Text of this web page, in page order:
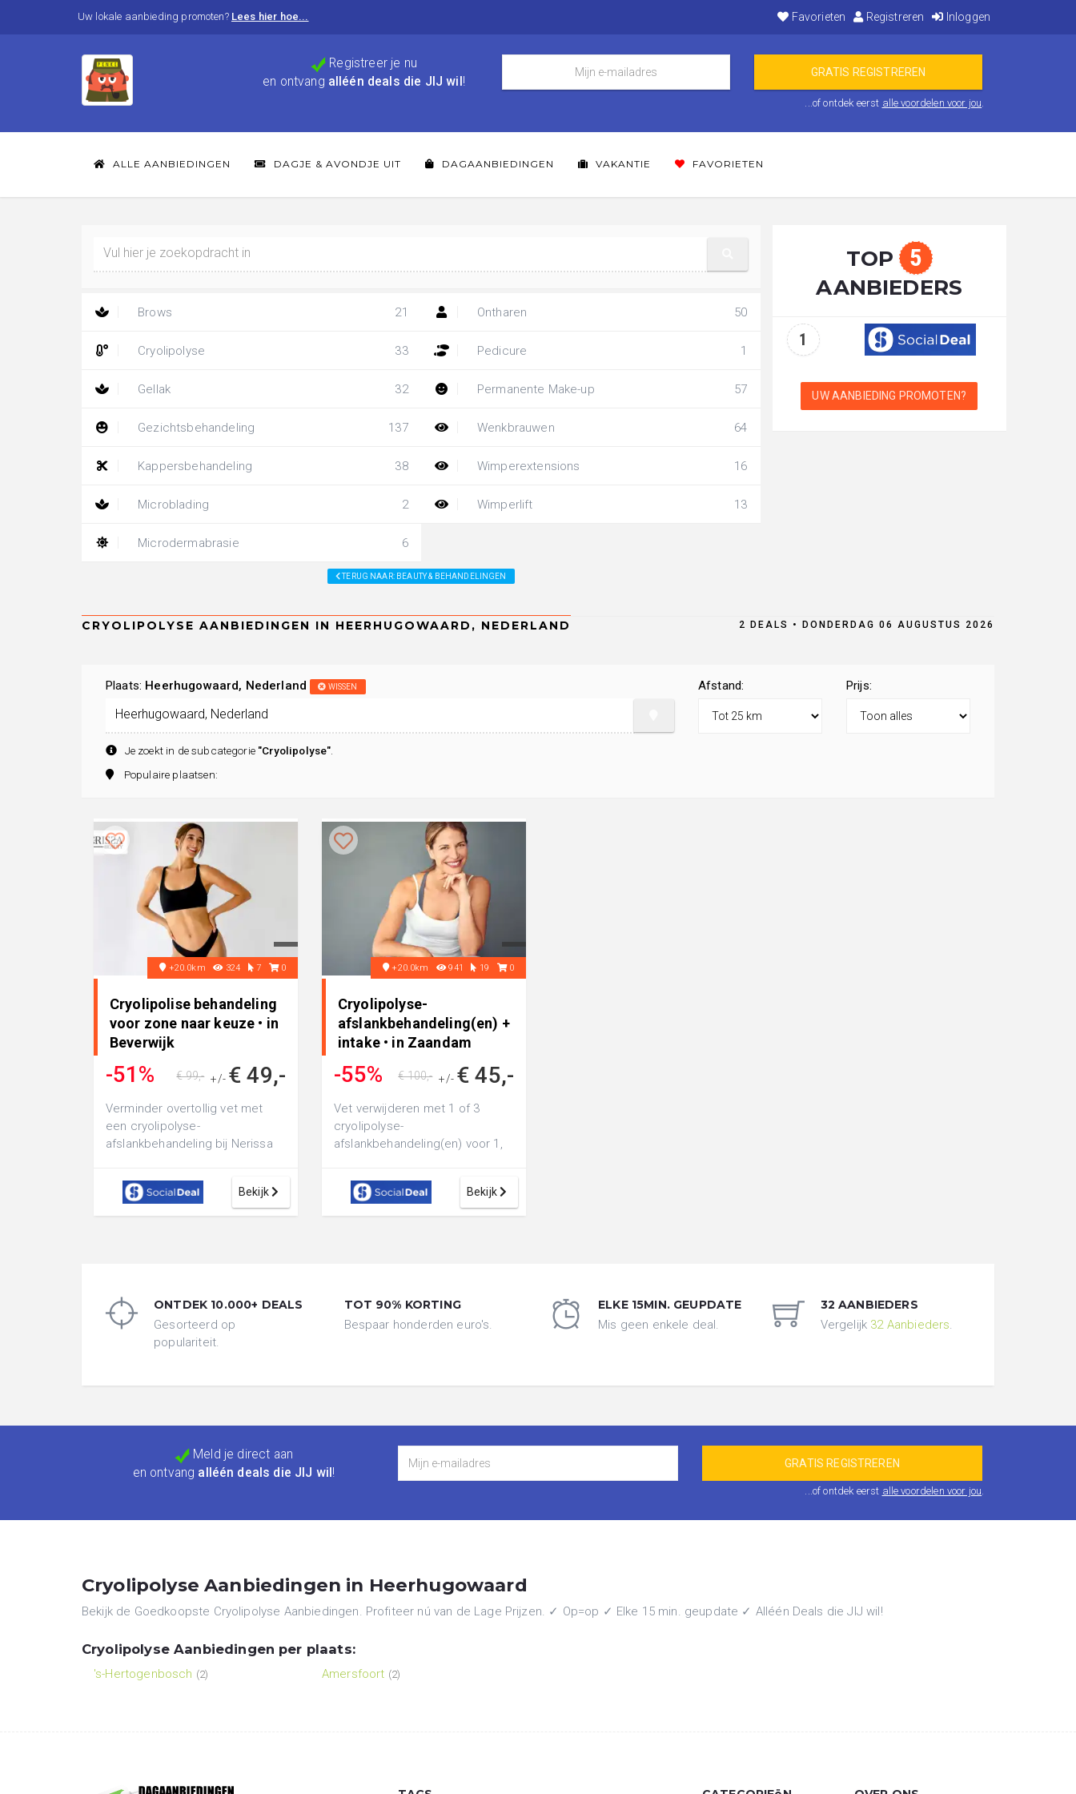
Uw lokale aanbieding promoten? Lees hier hoe... Favorieten Registreren Inloggen
Registreer je nu
en ontvang alléén deals die JIJ wil !
...of ontdek eerst alle voordelen voor jou.
ALLE AANBIEDINGEN DAGJE & AVONDJE UIT DAGAANBIEDINGEN VAKANTIE FAVORIETEN
Brows 21
Cryolipolyse 33
Gellak 32
Gezichtsbehandeling 137
Kappersbehandeling 38
Microblading 2
Microdermabrasie 6
Ontharen 50
Pedicure 1
Permanente Make-up 57
Wenkbrauwen 64
Wimperextensions 16
Wimperlift 13
TERUG NAAR: BEAUTY & BEHANDELINGEN
TOP 5
AANBIEDERS
1
UW AANBIEDING PROMOTEN?
2 DEALS • DONDERDAG 06 AUGUSTUS 2026
Plaats: Heerhugowaard, Nederland WISSEN
Je zoekt in de subcategorie "Cryolipolyse"
Afstand: Prijs:
Populaire plaatsen:
+20.0km 324 7 0
Cryolipolise behandeling
voor zone naar keuze • in
Beverwijk
-51% +/- € 49,-
€ 99,-
Verminder overtollig vet met
een cryolipolyse-
afslankbehandeling bij Nerissa
naar keuze
Bekijk
+20.0km 941 19 0
Cryolipolyse-
afslankbehandeling(en) +
intake • in Zaandam
-55% +/- € 45,-
€ 100,-
Vet verwijderen met 1 of 3
cryolipolyse-
afslankbehandeling(en) voor 1,
inclusief intake bij De...
Bekijk
ONTDEK 10.000+ DEALS
Gesorteerd op
populariteit.
TOT 90% KORTING
Bespaar honderden euro's.
ELKE 15MIN. GEUPDATE
Mis geen enkele deal.
32 AANBIEDERS
Vergelijk 32 Aanbieders.
Meld je direct aan
en ontvang alléén deals die JIJ wil !
...of ontdek eerst alle voordelen voor jou.
Cryolipolyse Aanbiedingen in Heerhugowaard
Bekijk de Goedkoopste Cryolipolyse Aanbiedingen. Profiteer nú van de Lage Prijzen. ✓ Op=op ✓ Elke 15 min. geupdate ✓ Alléén Deals die JIJ wil!
Cryolipolyse Aanbiedingen per plaats:
's-Hertogenbosch (2) Amersfoort (2)